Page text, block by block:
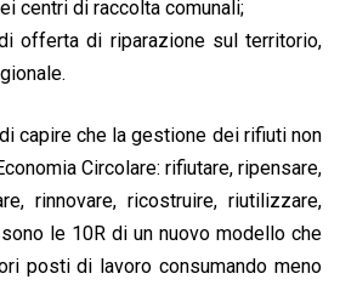
centri di raccolta comunali;
offerta di riparazione sul territorio,
capire che la gestione dei rifiuti non
Circolare: rifiutare, ripensare,
rinnovare, ricostruire, riutilizzare,
le 10R di un nuovo modello che
posti di lavoro consumando meno